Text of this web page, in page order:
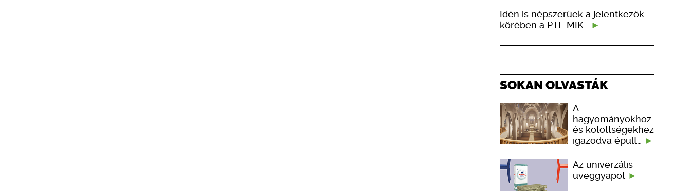
Idén is népszerűek a jelentkezők
körében a PTE MIK…
SOKAN OLVASTÁK
A
hagyományokhoz
és kötöttségekhez
igazodva épült…
Az univerzális
üveggyapot